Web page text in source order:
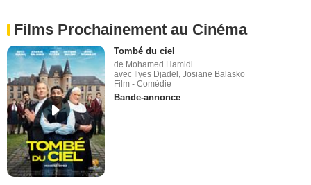
Films Prochainement au Cinéma
Tombé du ciel
de Mohamed Hamidi
avec Ilyes Djadel, Josiane Balasko
Film - Comédie
Bande-annonce